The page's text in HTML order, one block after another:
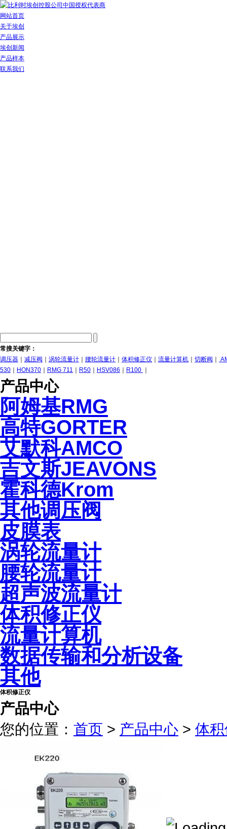
网站首页
关于埃创
产品展示
埃创新闻
产品样本
联系我们
常搜关键字：
调压器
减压阀 涡轮流量计 腰轮流量计 体积修正仪 流量计算机 切断阀
530
HON370 RMG 711 R50 HSV086 R100
产品中心
阿姆基RMG
高特GORTER
艾默科AMCO
吉文斯JEAVONS
霍科德Krom
其他调压阀
皮膜表
涡轮流量计
腰轮流量计
超声波流量计
体积修正仪
流量计算机
数据传输和分析设备
其他
体积修正仪
产品中心
您的位置： 首页 > 产品中心 > 体